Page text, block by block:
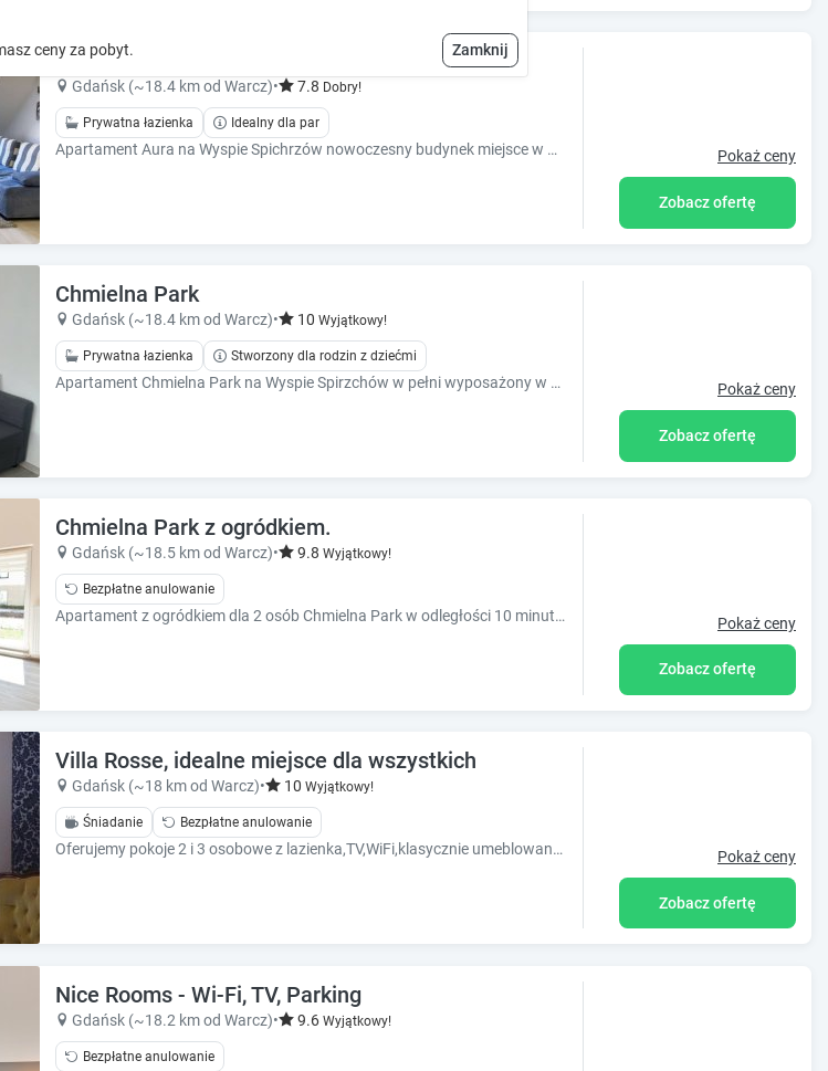
e
y
t
o
i
c
t
w
i
t
a
l
e
n
d
s
e
e
c
e
r
ceny za pobyt. Zamknij
Apartament Aura
Gdańsk (~18.4 km od Warcz)• 7.8 Dobry!
Prywatna łazienka Idealny dla par
Apartament Aura na Wyspie Spichrzów nowoczesny budynek miejsce w hali garażowej w cenie.Doskonała lokalizacja 10 minut pieszo od Starówki. Pokaż ceny
Zobacz ofertę
Chmielna Park
Gdańsk (~18.4 km od Warcz)• 10 Wyjątkowy!
Prywatna łazienka Stworzony dla rodzin z dziećmi
Apartament Chmielna Park na Wyspie Spirzchów w pełni wyposażony w doskonałej lokalizacji 10 minut pieszo od Fontanny Neptuna oraz Zielonej Bramy. Pokaż ceny
Zobacz ofertę
Chmielna Park z ogródkiem.
Gdańsk (~18.5 km od Warcz)• 9.8 Wyjątkowy!
Bezpłatne anulowanie
Apartament z ogródkiem dla 2 osób Chmielna Park w odległości 10 minut pieszo od Fontanny Neptuna Zielonej Bramy oraz Długiego Pobrzeża. Pokaż ceny
Zobacz ofertę
Villa Rosse, idealne miejsce dla wszystkich
Gdańsk (~18 km od Warcz)• 10 Wyjątkowy!
Śniadanie Bezpłatne anulowanie
Oferujemy pokoje 2 i 3 osobowe z lazienka,TV,WiFi,klasycznie umeblowane,golnodostepna kuchnia,obiekt oddalony jest od dworca i Starego miasta ok. 3km. Pokaż ceny
Zobacz ofertę
Nice Rooms - Wi-Fi, TV, Parking
Gdańsk (~18.2 km od Warcz)• 9.6 Wyjątkowy!
Bezpłatne anulowanie